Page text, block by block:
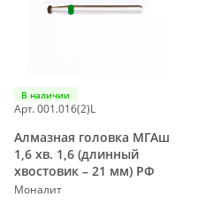
В наличии
Арт. 001.016(2)L
Алмазная головка МГАш
1,6 хв. 1,6 (длинный
хвостовик – 21 мм) РФ
Моналит